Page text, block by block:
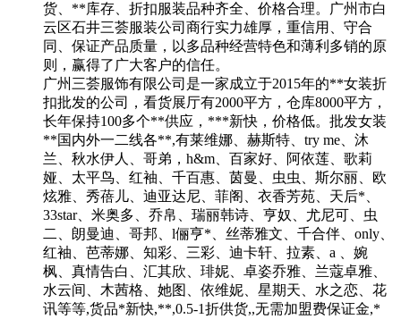
货、**库存、折扣服装品种齐全、价格合理。广州市白
云区石井三荟服装公司商行实力雄厚，重信用、守合
同、保证产品质量，以多品种经营特色和薄利多销的原
则，赢得了广大客户的信任。
广州三荟服饰有限公司是一家成立于2015年的**女装折
扣批发的公司，看货展厅有2000平方，仓库8000平方，
长年保持100多个**供应，***新快，价格低。批发女装
**国内外一二线各**,有莱维娜、赫斯特、try me、沐
兰、秋水伊人、哥弟，h&m、百家好、阿依莲、歌莉
娅、太平鸟、红袖、千百惠、茵曼、虫虫、斯尔丽、欧
炫雅、秀蓓儿、迪亚达尼、菲阁、衣香芳苑、天后*、
33star、米奥多、乔帛、瑞丽韩诗、亨奴、尤尼可、虫
二、朗曼迪、哥邦、l俪亨*、丝蒂雅文、千合伴、only、
红袖、芭蒂娜、知彩、三彩、迪卡轩、拉素、a 、婉
枫、真情告白、汇其欣、琲妮、卓姿乔雅、兰蔻卓雅、
水云间、木茜格、她图、依维妮、星期天、水之恋、花
讯等等,货品*新快,**,0.5-1折供货,,无需加盟费保证金,*